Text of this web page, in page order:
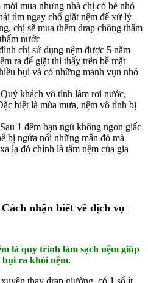
mới mua nhưng nhà chị có bé nhỏ
tìm ngay chổ giặt nệm để xử lý
chị sẽ mua thêm drap chông thấm
nước
chị sử dụng nệm được 5 năm
ra để giặt thì thấy trên bề mặt
bụi và có những mảnh vụn nhỏ
khách vô tình làm rơi nước,
biệt là mùa mưa, nệm vô tình bị
1 đêm bạn ngủ không ngon giấc
bị ngứa nổi những mẩn đỏ mà
lạ đó chính là tấm nệm của gia
nhận biết về dịch vụ
là quy trình làm sạch nệm giúp
bụi ra khỏi nệm.
thay drap giường, có 1 số ít